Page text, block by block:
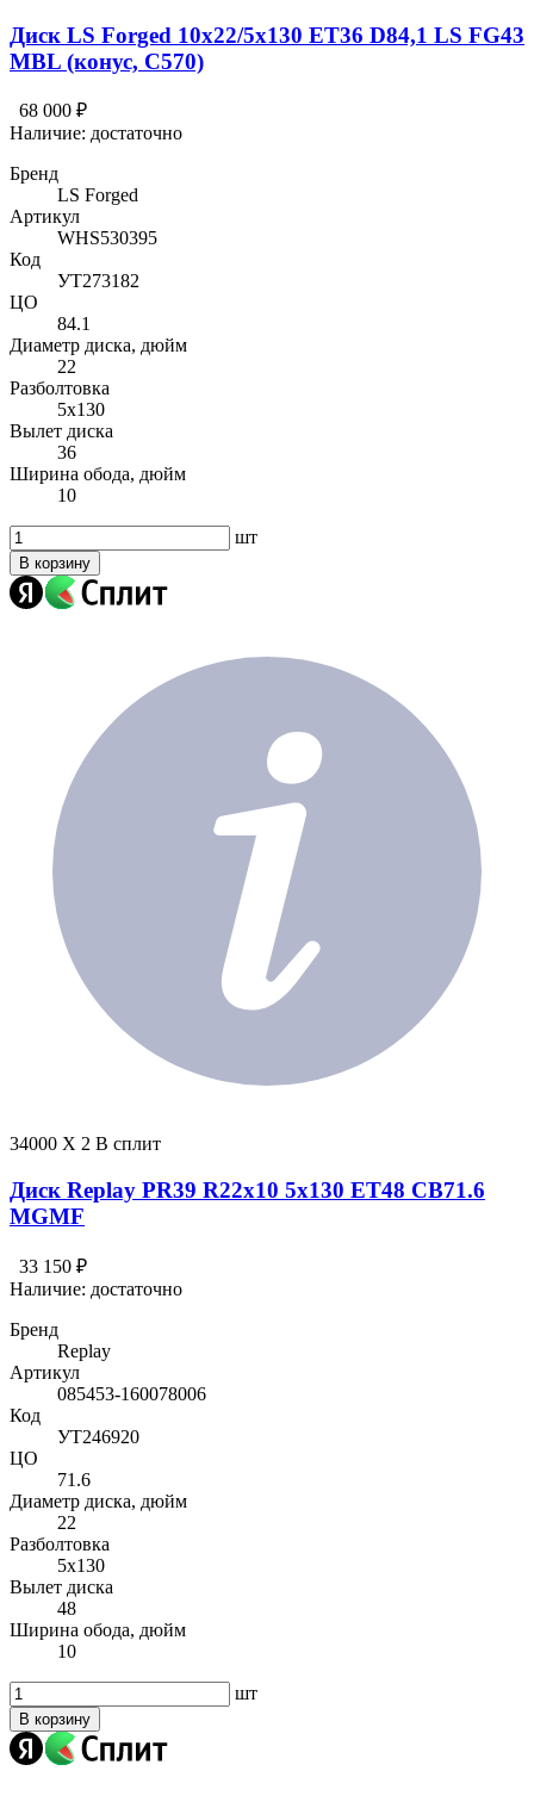
Диск LS Forged 10x22/5x130 ET36 D84,1 LS FG43
MBL (конус, C570)
68 000 ₽
Наличие: достаточно
Бренд
LS Forged
Артикул
WHS530395
Код
УТ273182
ЦО
84.1
Диаметр диска, дюйм
22
Разболтовка
5x130
Вылет диска
36
Ширина обода, дюйм
10
шт
В корзину
34000 X 2 В сплит
Диск Replay PR39 R22x10 5x130 ET48 CB71.6
MGMF
33 150 ₽
Наличие: достаточно
Бренд
Replay
Артикул
085453-160078006
Код
УТ246920
ЦО
71.6
Диаметр диска, дюйм
22
Разболтовка
5x130
Вылет диска
48
Ширина обода, дюйм
10
шт
В корзину